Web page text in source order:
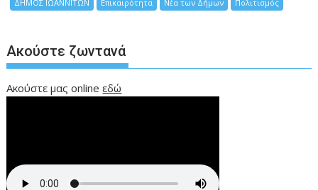
ΔΗΜΟΣ ΙΩΑΝΝΙΤΩΝ Επικαιρότητα Νέα των Δήμων Πολιτισμός
Ακούστε ζωντανά
Ακούστε μας onlineεδώ